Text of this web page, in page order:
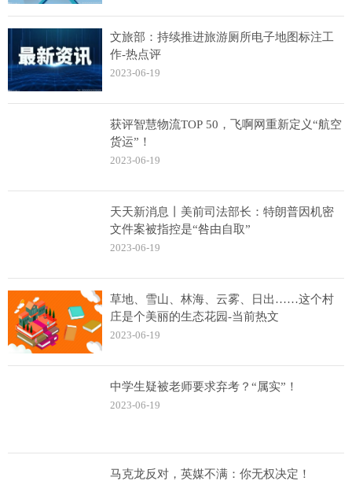
文旅部：持续推进旅游厕所电子地图标注工
作-热点评
2023-06-19
获评智慧物流TOP 50，飞啊网重新定义“航空
货运”！
2023-06-19
天天新消息丨美前司法部长：特朗普因机密
文件案被指控是“咎由自取”
2023-06-19
草地、雪山、林海、云雾、日出……这个村
庄是个美丽的生态花园-当前热文
2023-06-19
中学生疑被老师要求弃考？“属实”！
2023-06-19
马克龙反对，英媒不满：你无权决定！